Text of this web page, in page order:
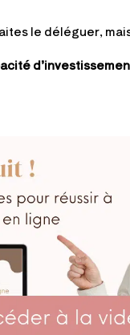
le déléguer,